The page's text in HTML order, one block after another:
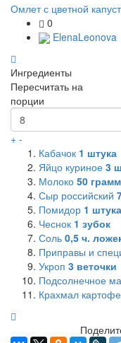
Омлет с цветной
0
ElenaLeonova
Ингредиенты
Пересчитать на
порции
+ -
Кабачок 1 штука
Яйцо куриное 3
Молоко 50 грамм
Сыр российский
Помидор 1 штука
Чеснок 1 зубок
Соль 0,5 ч.
Приправы и
Укроп 3 веточки
Подсолнечное
Крахмал